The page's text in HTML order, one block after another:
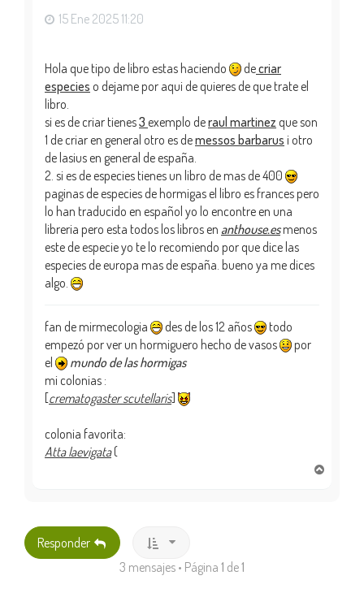
15 Ene 2025 11:20
Hola que tipo de libro estas haciendo decriar
especies o dejame por aqui de quieres de que trate el
libro.
si es de criar tienes3 exemplo deraul martinez que son
1 de criar en general otro es demessos barbarus i otro
de lasius en general de españa.
2. si es de especies tienes un libro de mas de 400
paginas de especies de hormigas el libro es frances pero
lo han traducido en español yo lo encontre en una
libreria pero esta todos los libros en anthouse.esmenos
este de especie yo te lo recomiendo por que dice las
especies de europa mas de españa. bueno ya me dices
algo.
fan de mirmecologia des de los 12 años
todo
empezó por ver un hormiguero hecho de vasos
por
el
mundo de las hormigas
mi colonias :
[crematogaster scutellaris]
colonia favorita:
Atta laevigata(
Responder
3 mensajes • Página 1 de1